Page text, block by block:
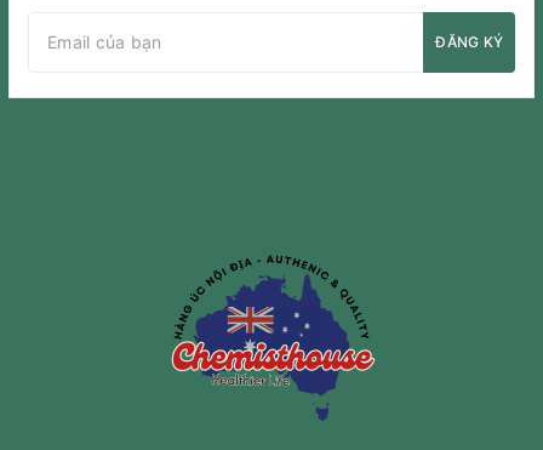
ĐĂNG KÝ